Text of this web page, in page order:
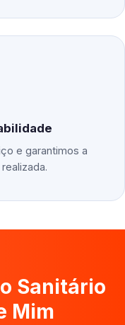
e garantimos a
Sanitário
Mim